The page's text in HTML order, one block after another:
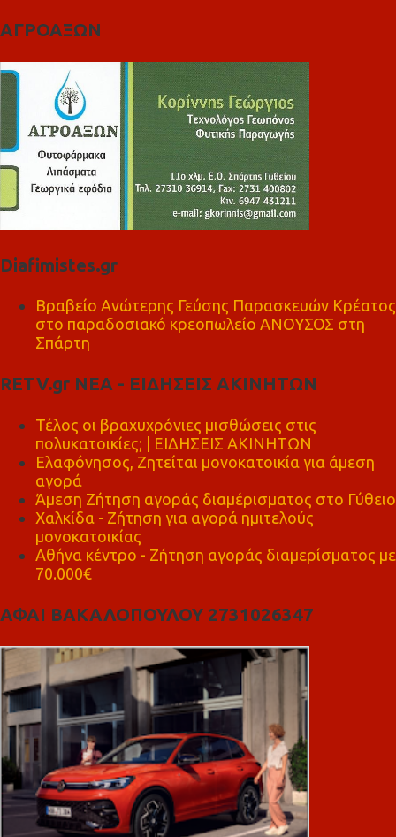
ΑΓΡΟΑΞΩΝ
Diafimistes.gr
Βραβείο Ανώτερης Γεύσης Παρασκευών Κρέατος
στο παραδοσιακό κρεοπωλείο ΑΝΟΥΣΟΣ στη
Σπάρτη
RETV.gr ΝΕΑ - ΕΙΔΗΣΕΙΣ ΑΚΙΝΗΤΩΝ
Τέλος οι βραχυχρόνιες μισθώσεις στις
πολυκατοικίες; | ΕΙΔΗΣΕΙΣ ΑΚΙΝΗΤΩΝ
Ελαφόνησος, Ζητείται μονοκατοικία για άμεση
αγορά
Άμεση Ζήτηση αγοράς διαμέρισματος στο Γύθειο
Χαλκίδα - Ζήτηση για αγορά ημιτελούς
μονοκατοικίας
Αθήνα κέντρο - Ζήτηση αγοράς διαμερίσματος με
70.000€
ΑΦΑΙ ΒΑΚΑΛΟΠΟΥΛΟΥ 2731026347